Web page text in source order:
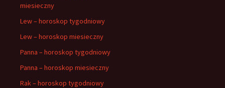
miesieczny
Lew – horoskop tygodniowy
Lew – horoskop miesieczny
Panna – horoskop tygodniowy
Panna – horoskop miesieczny
Rak – horoskop tygodniowy